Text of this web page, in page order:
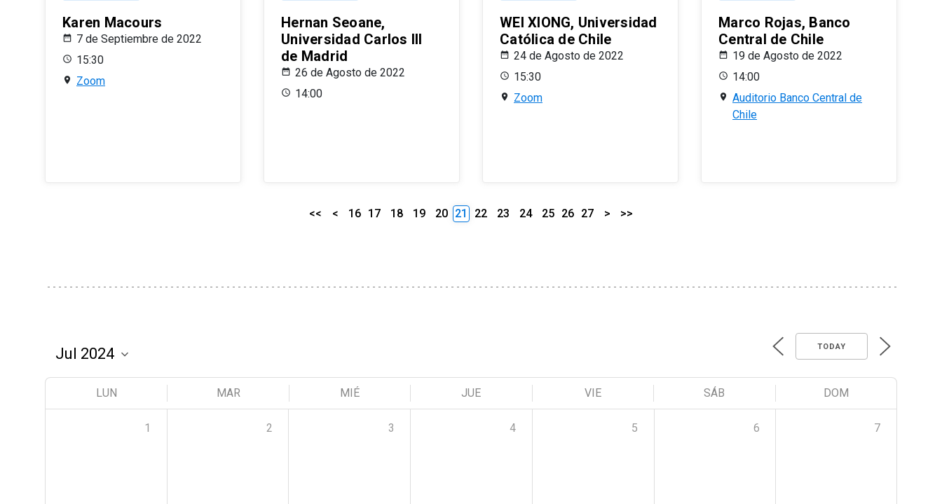
Karen Macours
7 de Septiembre de 2022
15:30
Zoom
Hernan Seoane,
Universidad Carlos III
de Madrid
26 de Agosto de 2022
14:00
WEI XIONG, Universidad
Católica de Chile
24 de Agosto de 2022
15:30
Zoom
Marco Rojas, Banco
Central de Chile
19 de Agosto de 2022
14:00
Auditorio Banco Central de
Chile
<< < 16 17 18 19 20 21 22 23 24 25 26 27 > >>
TODAY
LUN MAR MIÉ JUE VIE SÁB DOM
1 2 3 4 5 6 7